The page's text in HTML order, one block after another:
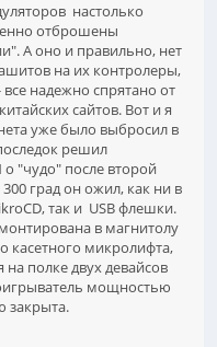
настолько
отброшены
А оно и правильно, нет
на их контролеры,
надежно спрятано от
сайтов. Вот и я
уже было выбросил в
решил
"чудо" после второй
град он ожил, как ни в
так и USB флешки.
в магнитолу
касетного микролифта,
полке двух девайсов
мощностью
закрыта.